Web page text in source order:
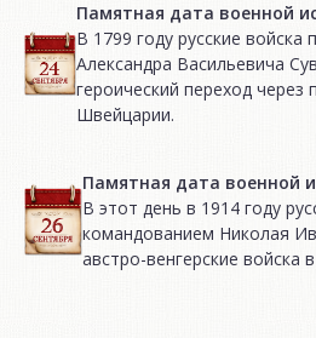
Памятная дата военной
В 1799 году русские
Александра Васильевича
героический переход через
Швейцарии.
Памятная дата военной
В этот день в 1914 году
командованием Николая
австро-венгерские войска